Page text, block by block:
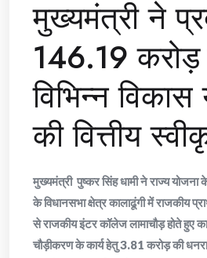
मुख्यमंत्री ने
146.19
विभिन्न
की वित्तीय
मुख्यमंत्री पुष्कर सिंह धामी ने राज्य
के विधानसभा क्षेत्र कालाढूंगी में राजकीय
से राजकीय इंटर कॉलेज लामाचौड़ होते हुए
चौड़ीकरण के कार्य हेतु 3.81 करोड़ की